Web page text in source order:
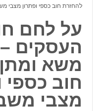
להחזרת חוב כספי ופתרון מצבי
על לחם
העסקים
משא
חוב כספי
מצבי